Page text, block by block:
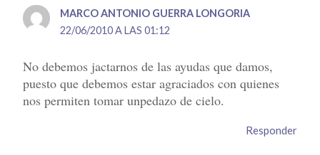
MARCO ANTONIO GUERRA LONGORIA
22/06/2010 A LAS 01:12
No debemos jactarnos de las ayudas que damos,
puesto que debemos estar agraciados con quienes
nos permiten tomar unpedazo de cielo.
Responder